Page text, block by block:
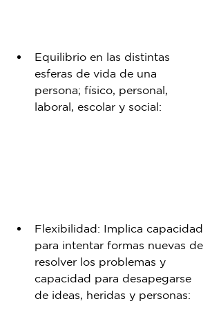
Equilibrio en las distintas
esferas de vida de una
persona; físico, personal,
laboral, escolar y social:
Flexibilidad: Implica capacidad
para intentar formas nuevas de
resolver los problemas y
capacidad para desapegarse
de ideas, heridas y personas: